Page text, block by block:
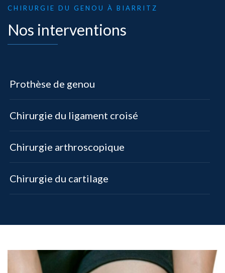
CHIRURGIE DU GENOU À BIARRITZ
Nos interventions
Prothèse de genou
Chirurgie du ligament croisé
Chirurgie arthroscopique
Chirurgie du cartilage